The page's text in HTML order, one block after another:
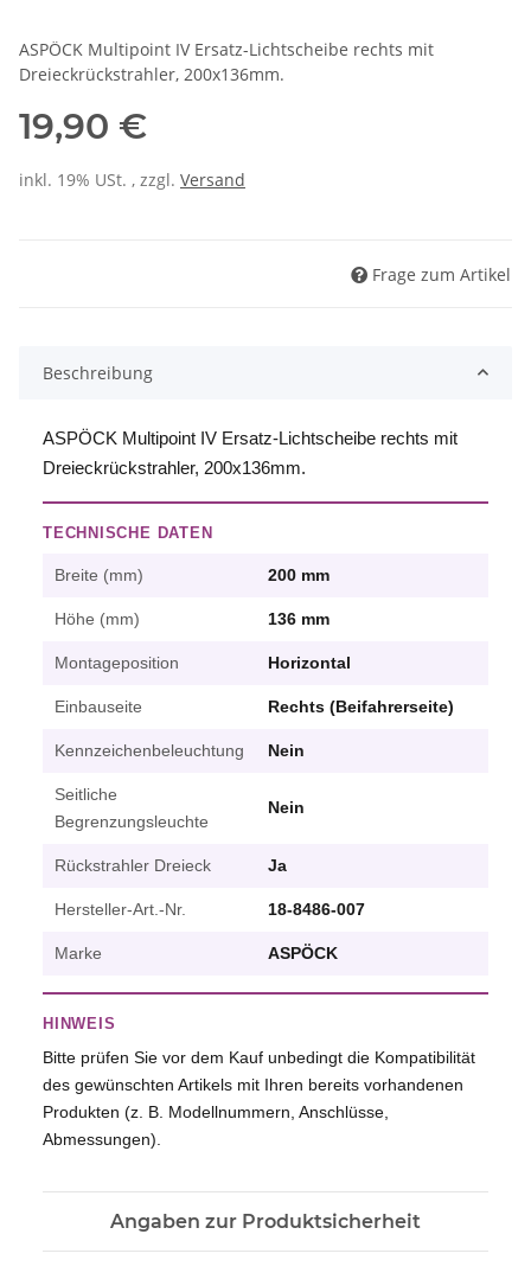
ASPÖCK Multipoint IV Ersatz-Lichtscheibe rechts mit
Dreieckrückstrahler, 200x136mm.
19,90 €
inkl. 19% USt. , zzgl. Versand
Frage zum Artikel
Beschreibung
ASPÖCK Multipoint IV Ersatz-Lichtscheibe rechts mit
Dreieckrückstrahler, 200x136mm.
TECHNISCHE DATEN
Breite (mm) 200 mm
Höhe (mm) 136 mm
Montageposition Horizontal
Einbauseite Rechts (Beifahrerseite)
Kennzeichenbeleuchtung Nein
Seitliche
Begrenzungsleuchte
Nein
Rückstrahler Dreieck Ja
Hersteller-Art.-Nr. 18-8486-007
Marke ASPÖCK
HINWEIS
Bitte prüfen Sie vor dem Kauf unbedingt die Kompatibilität
des gewünschten Artikels mit Ihren bereits vorhandenen
Produkten (z. B. Modellnummern, Anschlüsse,
Abmessungen).
Angaben zur Produktsicherheit